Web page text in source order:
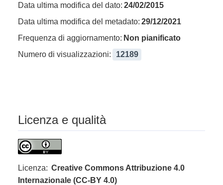
Data ultima modifica del dato: 24/02/2015
Data ultima modifica del metadato: 29/12/2021
Frequenza di aggiornamento: Non pianificato
Numero di visualizzazioni:
12189
Licenza e qualità
Licenza: Creative Commons Attribuzione 4.0
Internazionale (CC-BY 4.0)